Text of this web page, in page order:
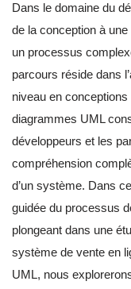
Dans le domaine du
de la conception à
un processus
parcours réside dans
niveau en
diagrammes UML
développeurs et les
compréhension
d’un système. Dans
guidée du processus
plongeant dans une
système de vente en
UML, nous